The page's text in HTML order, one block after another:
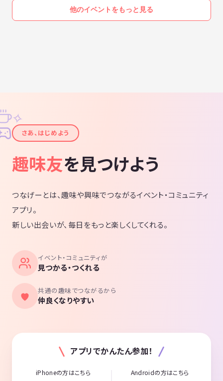
他のイベントをもっと見る
✦
✧
さあ、はじめよう
趣味友を見つけよう
つなげーとは、趣味や興味でつながるイベント・コミュニティ
アプリ。
新しい出会いが、毎日をもっと楽しくしてくれる。
イベント・コミュニティが
見つかる・つくれる
共通の趣味でつながるから
仲良くなりやすい
アプリでかんたん参加！
iPhoneの方はこちら Androidの方はこちら